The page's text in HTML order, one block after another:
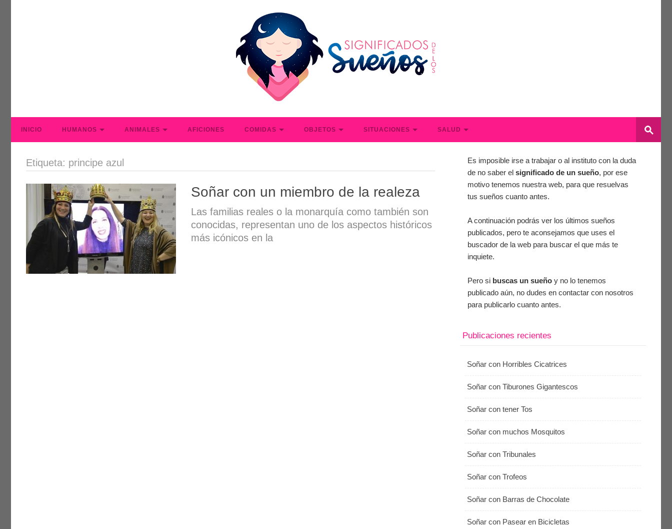
INICIO HUMANOS ANIMALES AFICIONES COMIDAS OBJETOS SITUACIONES SALUD
Etiqueta: principe azul
Soñar con un miembro de la realeza
Las familias reales o la monarquía como también son
conocidas, representan uno de los aspectos históricos
más icónicos en la
Es imposible irse a trabajar o al instituto con la duda
de no saber el significado de un sueño, por ese
motivo tenemos nuestra web, para que resuelvas
tus sueños cuanto antes.
A continuación podrás ver los últimos sueños
publicados, pero te aconsejamos que uses el
buscador de la web para buscar el que más te
inquiete.
Pero si buscas un sueño y no lo tenemos
publicado aún, no dudes en contactar con nosotros
para publicarlo cuanto antes.
Publicaciones recientes
Soñar con Horribles Cicatrices
Soñar con Tiburones Gigantescos
Soñar con tener Tos
Soñar con muchos Mosquitos
Soñar con Tribunales
Soñar con Trofeos
Soñar con Barras de Chocolate
Soñar con Pasear en Bicicletas